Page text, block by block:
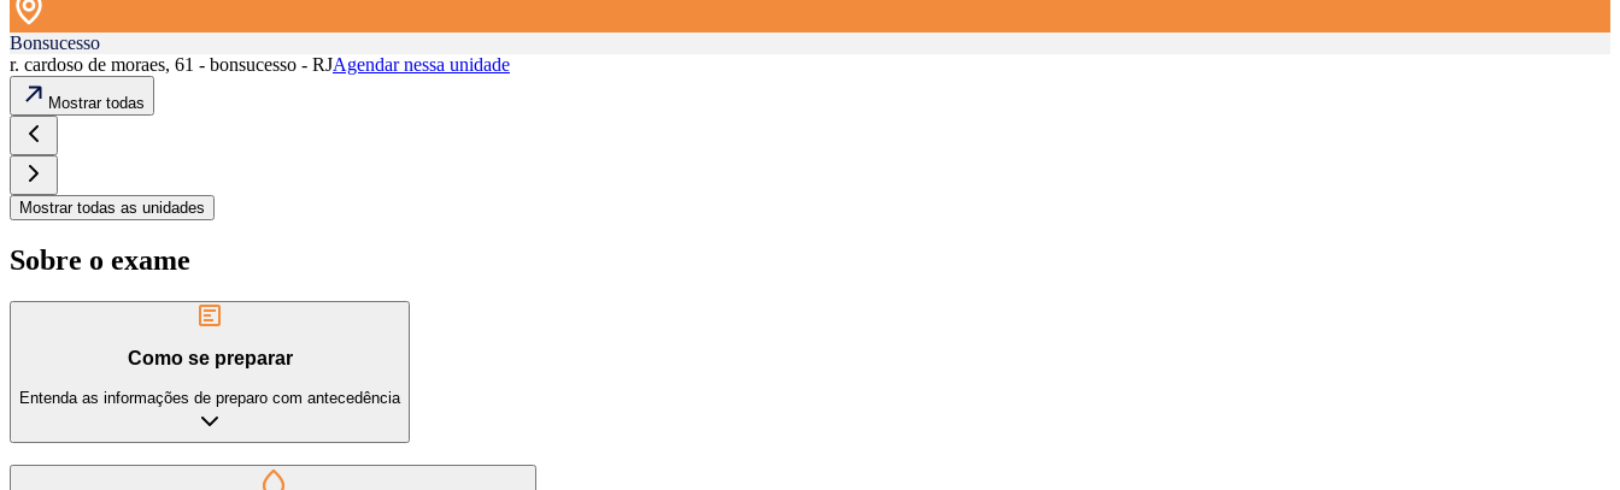
Bonsucesso
r. cardoso de moraes, 61 - bonsucesso - RJAgendar nessa unidade
Mostrar todas
Mostrar todas as unidades
Sobre o exame
Como se preparar
Entenda as informações de preparo com antecedência